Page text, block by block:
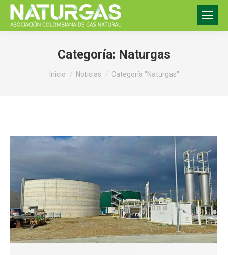
Categoría: Naturgas
Estás aquí:
Inicio Noticias Categoría "Naturgas"